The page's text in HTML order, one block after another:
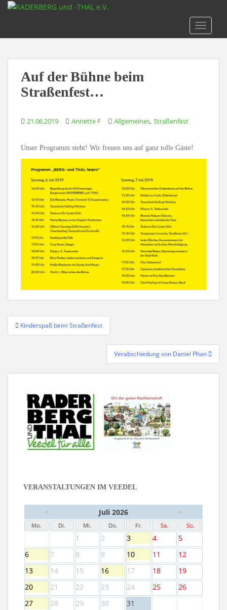
p
Auf der Bühne beim
Straßenfest…
21.06.2019 Annette F Allgemeines, Straßenfest
Unser Programm steht! Wir freuen uns auf ganz tolle Gäste!
Beitragsnavigation
Kinderspaß beim Straßenfest
Verabschiedung von Daniel Phan
VERANSTALTUNGEN IM VEEDEL
< Juli 2026 >
Mo. Di. Mi. Do. Fr. Sa. So.
1 2 3 4
5
6
7 8 9 10 11
12
13
14 15 16 17 18
19
20
21 22 23 24 25
26
27
28 29 30 31